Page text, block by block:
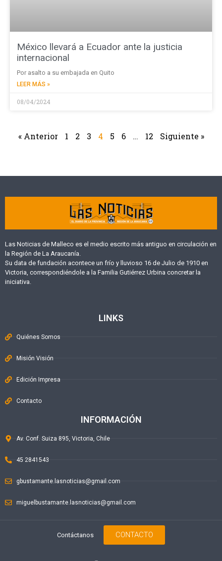
México llevará a Ecuador ante la justicia
internacional
Por asalto a su embajada en Quito
LEER MÁS »
08/04/2024
« Anterior 1 2 3 4 5 6 … 12 Siguiente »
Las Noticias de Malleco es el medio escrito más antiguo en circulación en
la Región de La Araucanía.
Su data de fundación acontece un frío y lluvioso 16 de Julio de 1910 en
Victoria, correspondiéndole a la Familia Gutiérrez Urbina concretar la
iniciativa.
LINKS
Quiénes Somos
Misión Visión
Edición Impresa
Contacto
INFORMACIÓN
Av. Conf. Suiza 895, Victoria, Chile
45 2841543
gbustamante.lasnoticias@gmail.com
miguelbustamante.lasnoticias@gmail.com
Contáctanos CONTACTO